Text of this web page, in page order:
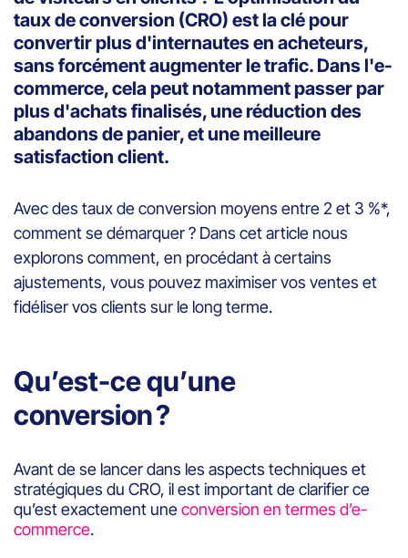
taux de conversion (CRO) est la clé pour
convertir plus d'internautes en acheteurs,
sans forcément augmenter le trafic. Dans l'e-
commerce, cela peut notamment passer par
plus d'achats finalisés, une réduction des
abandons de panier, et une meilleure
satisfaction client.
Avec des taux de conversion moyens entre 2 et 3 %*,
comment se démarquer ? Dans cet article nous
explorons comment, en procédant à certains
ajustements, vous pouvez maximiser vos ventes et
fidéliser vos clients sur le long terme.
Qu’est-ce qu’une
conversion ?
Avant de se lancer dans les aspects techniques et
stratégiques du CRO, il est important de clarifier ce
qu’est exactement uneconversion en termes d’e-
commerce.